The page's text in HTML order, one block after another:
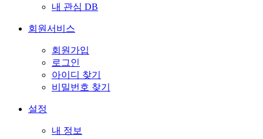
내 관심 DB
회원서비스
회원가입
로그인
아이디 찾기
비밀번호 찾기
설정
내 정보